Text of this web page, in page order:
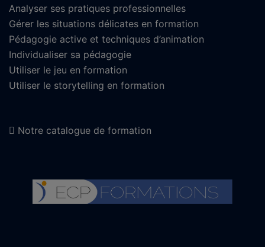
Analyser ses pratiques professionnelles
Gérer les situations délicates en formation
Pédagogie active et techniques d’animation
Individualiser sa pédagogie
Utiliser le jeu en formation
Utiliser le storytelling en formation
Notre catalogue de formation